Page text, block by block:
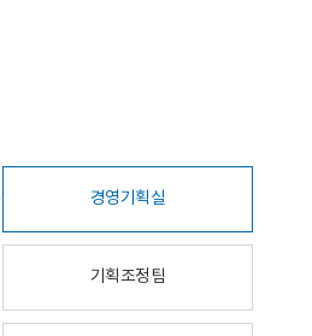
경영기획실
기획조정팀